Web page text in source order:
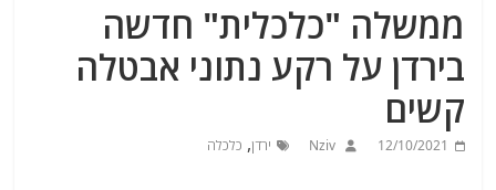
ממשלה "כלכלית" חדשה
בירדן על רקע נתוני אבטלה
קשים
12/10/2021
Nziv ירדן, כלכלה